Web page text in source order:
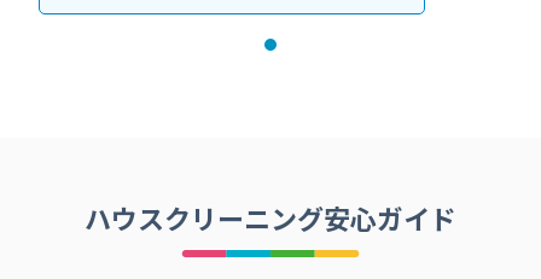
ハウスクリーニング安心ガイド